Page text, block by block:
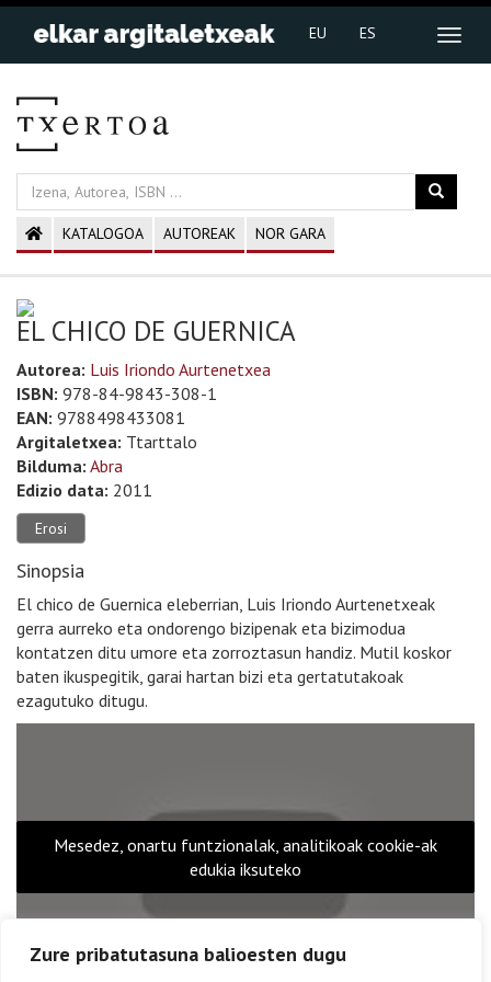
Zure pribatutasuna balioesten dugu
EU ES
KATALOGOA AUTOREAK NOR GARA
EL CHICO DE GUERNICA
Autorea: Luis Iriondo Aurtenetxea
ISBN: 978-84-9843-308-1
EAN: 9788498433081
Argitaletxea: Ttarttalo
Bilduma: Abra
Edizio data: 2011
Erosi
Sinopsia
El chico de Guernica eleberrian, Luis Iriondo Aurtenetxeak
gerra aurreko eta ondorengo bizipenak eta bizimodua
kontatzen ditu umore eta zorroztasun handiz. Mutil koskor
baten ikuspegitik, garai hartan bizi eta gertatutakoak
ezagutuko ditugu.
Mesedez, onartu funtzionalak, analitikoak cookie-ak
edukia iksuteko